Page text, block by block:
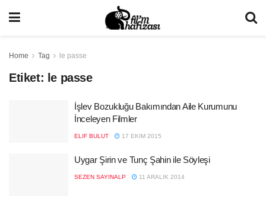
Home Tag le passe
Etiket: le passe
İşlev Bozukluğu Bakımından Aile Kurumunu
İnceleyen Filmler
ELIF BULUT 17 EKIM 2015
Uygar Şirin ve Tunç Şahin ile Söyleşi
SEZEN SAYINALP 11 ARALIK 2014